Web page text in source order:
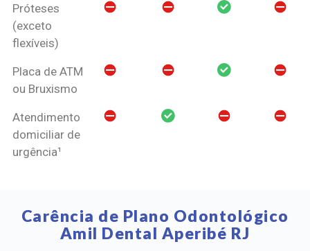
Próteses
(exceto
flexíveis)
Placa de ATM
ou Bruxismo
Atendimento
domiciliar de
urgência¹
Carência de Plano Odontológico
Amil Dental Aperibé RJ